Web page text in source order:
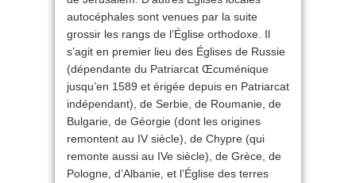
autocéphales sont venues par la suite
grossir les rangs de l’Église orthodoxe. Il
s’agit en premier lieu des Églises de Russie
(dépendante du Patriarcat Œcuménique
jusqu’en 1589 et érigée depuis en Patriarcat
indépendant), de Serbie, de Roumanie, de
Bulgarie, de Géorgie (dont les origines
remontent au IV siècle), de Chypre (qui
remonte aussi au IVe siècle), de Grèce, de
Pologne, d’Albanie, et l’Église des terres